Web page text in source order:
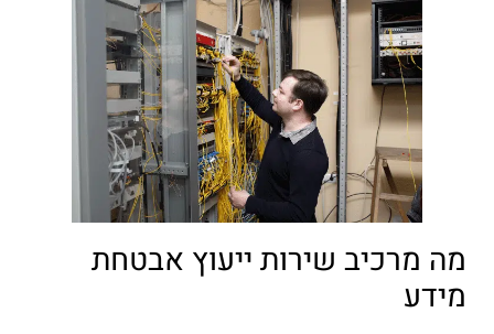
מה מרכיב שירות ייעוץ אבטחת
מידע